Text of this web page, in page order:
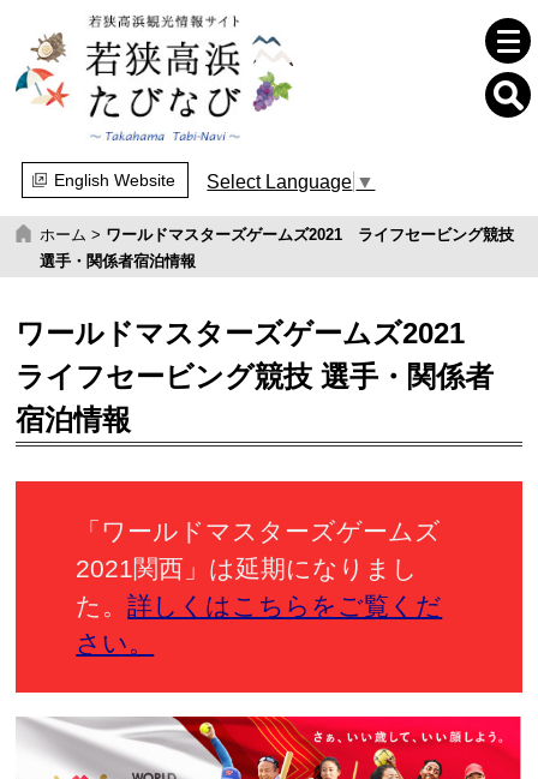
English Website Select Language ▼
ホーム > ワールドマスターズゲームズ2021 ライフセービング競技
選手・関係者宿泊情報
ワールドマスターズゲームズ2021
ライフセービング競技 選手・関係者
宿泊情報
「ワールドマスターズゲームズ
2021関西」は延期になりまし
た。詳しくはこちらをご覧くだ
さい。